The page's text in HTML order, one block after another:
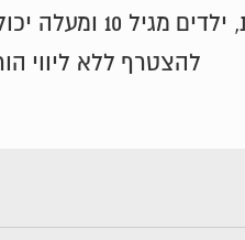
להצטרף ללא ליווי